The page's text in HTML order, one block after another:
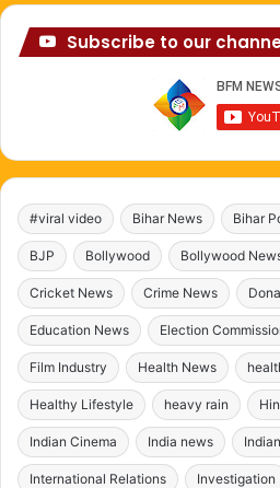
Subscribe to our
#viral video Bihar News Bihar
BJP Bollywood Bollywood
Cricket News Crime News
Education News Election
Film Industry Health News
Healthy Lifestyle heavy rain
Indian Cinema India news
International Relations Investigation